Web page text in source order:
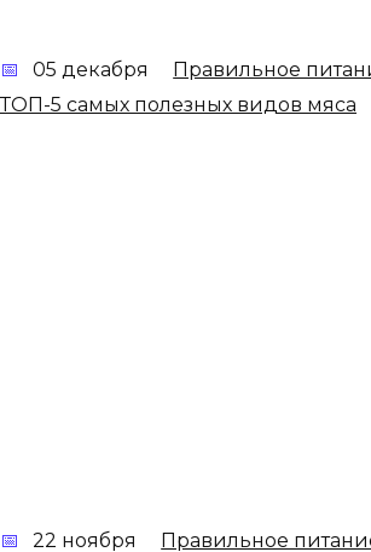
05 декабря Правильное
ТОП-5 самых полезных видов мяса
22 ноября Правильное